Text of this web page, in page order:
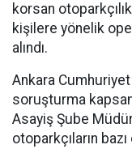
korsan
kişilere yönelik
alındı.
Ankara Cumhuriyet
soruşturma
Asayiş Şube
otoparkçıların